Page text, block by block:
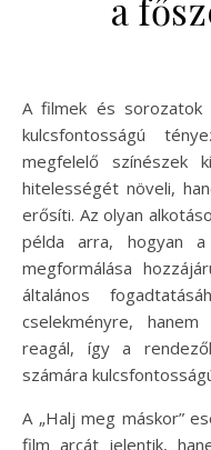
a
A filmek és sorozatok világában a szereplők választása
kulcsfontosságú
megfelelő színészek
hitelességét növeli,
erősíti. Az olyan
példa arra, hogyan
megformálása
általános
cselekményre,
reagál, így a
számára
A „Halj meg máskor”
film arcát jelentik,